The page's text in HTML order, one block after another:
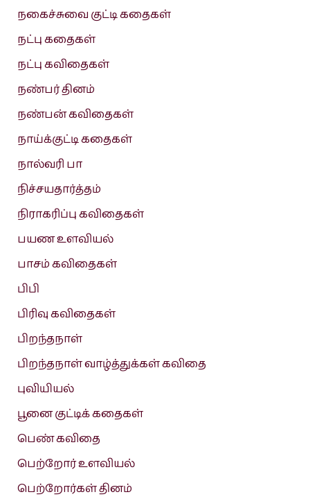
நகைச்சுவை குட்டி கதைகள்
நட்பு கதைகள்
நட்பு கவிதைகள்
நண்பர் தினம்
நண்பன் கவிதைகள்
நாய்க்குட்டி கதைகள்
நால்வரி பா
நிச்சயதார்த்தம்
நிராகரிப்பு கவிதைகள்
பயண உளவியல்
பாசம் கவிதைகள்
பிபி
பிரிவு கவிதைகள்
பிறந்தநாள்
பிறந்தநாள் வாழ்த்துக்கள் கவிதை
புவியியல்
பூனை குட்டிக் கதைகள்
பெண் கவிதை
பெற்றோர் உளவியல்
பெற்றோர்கள் தினம்